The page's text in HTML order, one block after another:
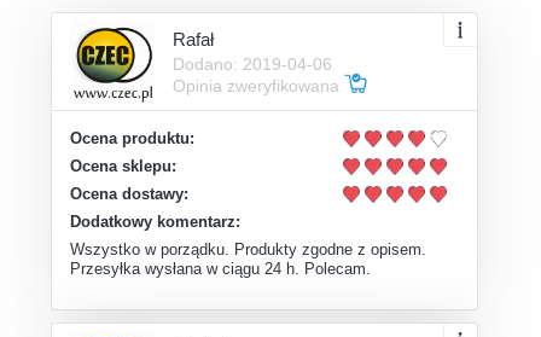
Rafał
Dodano: 2019-04-06
Opinia zweryfikowana
Ocena produktu:
Ocena sklepu:
Ocena dostawy:
Dodatkowy komentarz:
Wszystko w porządku. Produkty zgodne z opisem.
Przesyłka wysłana w ciągu 24 h. Polecam.